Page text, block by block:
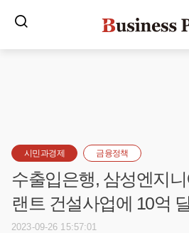
시민과경제 금융정책
수출입은행, 삼성엔지
랜트 건설사업에 10억
2023-09-26 15:57:01